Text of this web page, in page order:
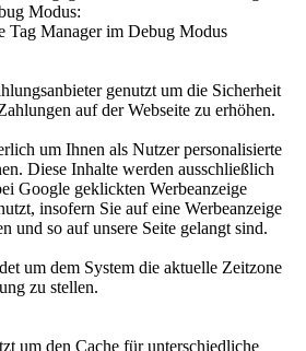
Diese Inhalte werden ausschließlich
Google geklickten Werbeanzeige
insofern Sie auf eine Werbeanzeige
und so auf unsere Seite gelangt sind.
um dem System die aktuelle Zeitzone
zu stellen.
um den Cache für unterschiedliche
zu differenzieren.
vom Benutzer zum ersten Mal
von Ihnen zuletzt angesehenen
ein noch besseres Einkaufserlebnis.